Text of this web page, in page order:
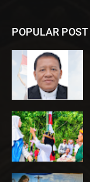
POPULAR POST